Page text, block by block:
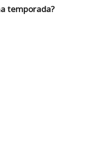
temporada?